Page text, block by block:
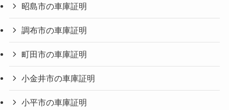
昭島市の車庫証明
調布市の車庫証明
町田市の車庫証明
小金井市の車庫証明
小平市の車庫証明